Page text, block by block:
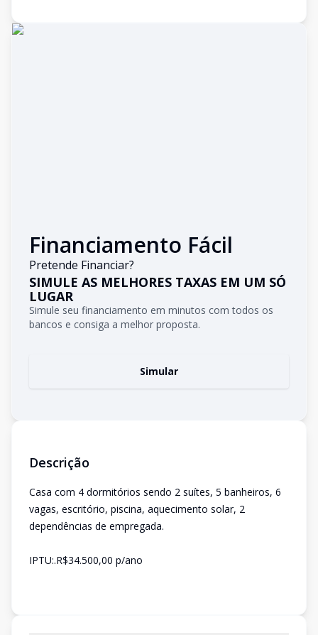
Financiamento Fácil
Pretende Financiar?
SIMULE AS MELHORES TAXAS EM UM SÓ
LUGAR
Simule seu financiamento em minutos com todos os
bancos e consiga a melhor proposta.
Simular
Descrição
Casa com 4 dormitórios sendo 2 suítes, 5 banheiros, 6
vagas, escritório, piscina, aquecimento solar, 2
dependências de empregada.
IPTU:.R$34.500,00 p/ano